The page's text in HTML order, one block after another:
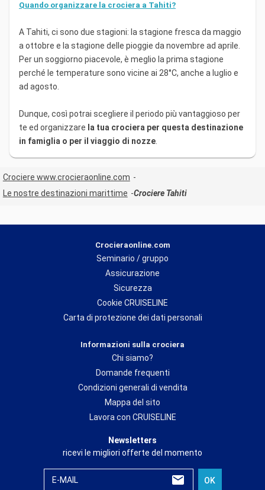
Quando organizzare la crociera a Tahiti?
A Tahiti, ci sono due stagioni: la stagione fresca da maggio
a ottobre e la stagione delle pioggie da novembre ad aprile.
Per un soggiorno piacevole, è meglio la prima stagione
perché le temperature sono vicine ai 28°C, anche a luglio e
ad agosto.
Dunque, così potrai scegliere il periodo più vantaggioso per
te ed organizzare la tua crociera per questa destinazione
in famiglia o per il viaggio di nozze.
Crociere www.crocieraonline.com
Le nostre destinazioni marittime
Crociere Tahiti
Crocieraonline.com
Seminario / gruppo
Assicurazione
Sicurezza
Cookie CRUISELINE
Carta di protezione dei dati personali
Informazioni sulla crociera
Chi siamo?
Domande frequenti
Condizioni generali di vendita
Mappa del sito
Lavora con CRUISELINE
Newsletters
ricevi le migliori offerte del momento
E-MAIL OK